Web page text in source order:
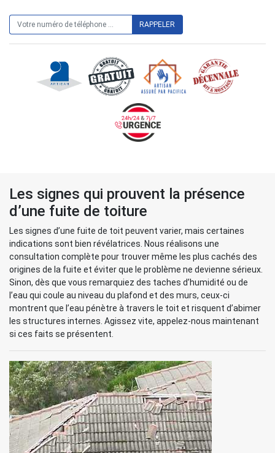
Les signes qui prouvent la présence
d’une fuite de toiture
Les signes d’une fuite de toit peuvent varier, mais certaines
indications sont bien révélatrices. Nous réalisons une
consultation complète pour trouver même les plus cachés des
origines de la fuite et éviter que le problème ne devienne sérieux.
Sinon, dès que vous remarquiez des taches d’humidité ou de
l’eau qui coule au niveau du plafond et des murs, ceux-ci
montrent que l’eau pénètre à travers le toit et risquent d’abimer
les structures internes. Agissez vite, appelez-nous maintenant
si ces faits se présentent.